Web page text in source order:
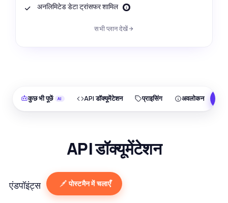
अनलिमिटेड डेटा ट्रांसफर शामिल
सभी प्लान देखें
कुछ भी पूछें API डॉक्यूमेंटेशन प्राइसिंग अवलोकन
API डॉक्यूमेंटेशन
एंडपॉइंट्स पोस्टमैन में चलाएँ